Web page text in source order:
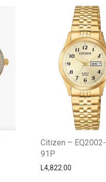
Citizen – EQ2002-
91P
L4,822.00